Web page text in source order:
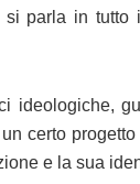
parla in tutto
ideologiche,
certo
e la sua